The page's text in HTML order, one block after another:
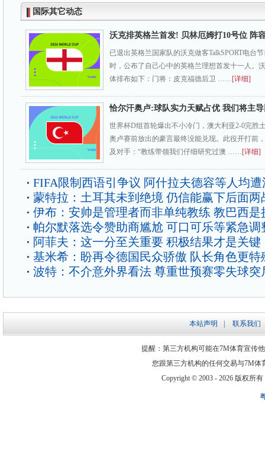
国际其它动态
沃克排英格兰首发! 贝林厄姆打10号位 阵
已退出英格兰国家队的沃克做客TalkSPORT电台
时，公布了自己心中的英格兰理想首发十一人。
体排布如下：门将：皮克福德后卫 ……[详细]
恰尔汗奥卢:球队实力天赋占优 我们将主
世界杯D组首轮爆出不小冷门，澳大利亚2-0完胜
奥卢赛前放出的豪言最终没能兑现。此役开打前
及对手：“教练带领我们仔细研究过澳 ……[详细]
FIFA限制西语引争议 阿什拉夫德容等人均遭
蒙特拉：土耳其未到绝境 仍信能赢下后面两
伊布：安帅是管理者而非单纯教练 教巴西是
帕尔默落选令赞助商尴尬 可口可乐等紧急调
阿菲夫：这一分至关重要 积极结果才是关键
基米希：盼再令德国民众骄傲 队长角色更特
波特：不介意外界看法 尊重世预赛零失球突
本站声明 联系我们
提醒：第三方机构可能在7M体育宣传
您跟第三方机构的任何交易与7M
Copyright © 2003 - 2026 版权所有